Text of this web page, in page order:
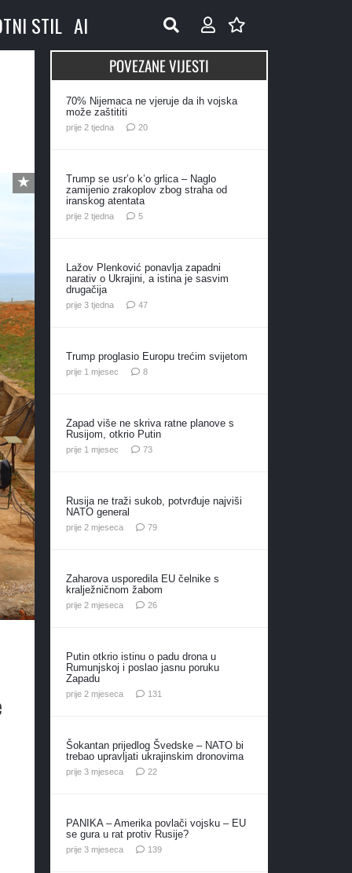
STIL AI
POVEZANE VIJESTI
70% Nijemaca ne vjeruje da ih vojska
može zaštititi
prije 2 tjedna 20komentara
Trump se usr’o k’o grlica – Naglo
zamijenio zrakoplov zbog straha od
iranskog atentata
prije 2 tjedna 5komentara
Lažov Plenković ponavlja zapadni
narativ o Ukrajini, a istina je sasvim
drugačija
prije 3 tjedna 47komentara
Trump proglasio Europu trećim svijetom
prije 1 mjesec 8komentara
Zapad više ne skriva ratne planove s
Rusijom, otkrio Putin
prije 1 mjesec 73komentara
Rusija ne traži sukob, potvrđuje najviši
NATO general
prije 2 mjeseca 79komentara
Zaharova usporedila EU čelnike s
kralježničnom žabom
prije 2 mjeseca 26komentara
Putin otkrio istinu o padu drona u
Rumunjskoj i poslao jasnu poruku
Zapadu
prije 2 mjeseca 131
Šokantan prijedlog Švedske – NATO bi
trebao upravljati ukrajinskim dronovima
prije 3 mjeseca 22komentara
PANIKA – Amerika povlači vojsku – EU
se gura u rat protiv Rusije?
prije 3 mjeseca 139komentara